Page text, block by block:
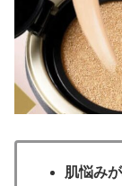
肌悩み